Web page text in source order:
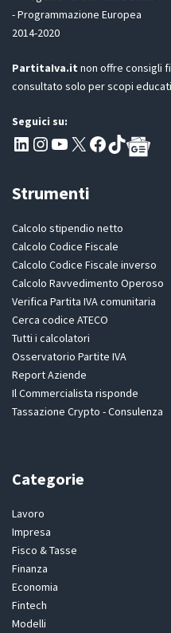
P
R
*
- Programmazione Europea
2014-2020
PartitaIva.it non offre consigli
consultato solo per scopi
Seguici su:
Pagina LinkedIn PartitaIva
Instagram
Canale YouTube Evoluzione - Partitaiva.it
X Segui PartitaIva su Facebook
TikTok
Strumenti
Calcolo stipendio netto
Calcolo Codice Fiscale
Calcolo Codice Fiscale inverso
Calcolo Ravvedimento Operoso
Verifica Partita IVA comunitaria
Cerca codice ATECO
Tutti i calcolatori
Osservatorio Partite IVA
Report Aziende
Il Commercialista risponde
Tassazione Crypto - Consulenza
Categorie
Lavoro
Impresa
Fisco & Tasse
Finanza
Economia
Fintech
Modelli